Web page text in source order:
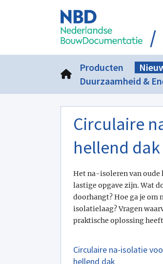
Producten
Duurzaamheid &
Circulaire
hellend dak
Het na-isoleren van oude
lastige opgave zijn. Wat
doorhangt? Hoe ga je om
isolatielaag? Vragen
praktische oplossing
Circulaire na-isolatie
hellend dak